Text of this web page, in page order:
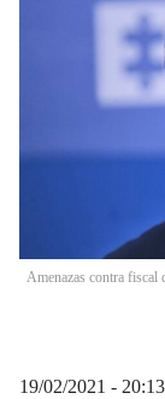
Amenazas contra fiscal
19/02/2021 - 20:13